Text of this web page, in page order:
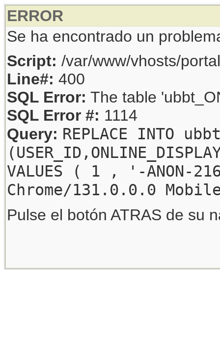
ERROR
Se ha encontrado un
Script: /var/www/vhosts/
Line#: 400
SQL Error: The table
SQL Error #: 1114
Query: REPLACE INTO
VALUES ( 1 , '-
Chrome/131.0.0.0
Pulse el botón ATRAS de su